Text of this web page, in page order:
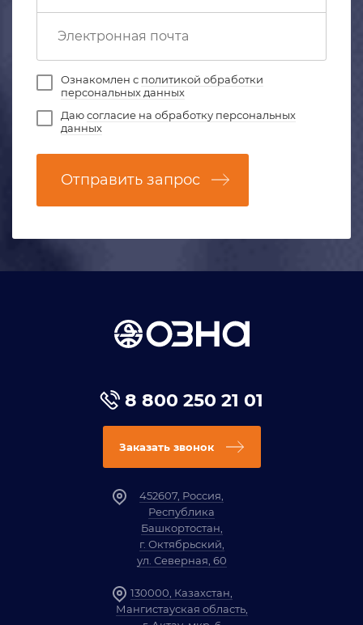
Ознакомлен с политикой обработки
персональных данных
Даюсогласие на обработку персональных
данных
Отправить запрос
8 800 250 21 01
Заказать звонок
452607, Россия,
Республика
Башкортостан,
г. Октябрьский,
ул. Северная, 60
130000, Казахстан,
Мангистауская область,